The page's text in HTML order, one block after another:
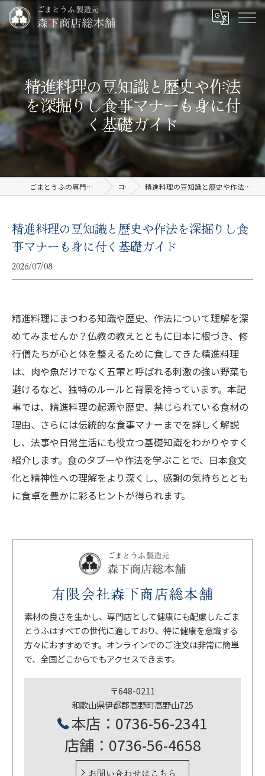
精進料理の豆知識と歴史や作法
を深掘りし食事マナーも身に付
く基礎ガイド
ごまとうふの専門店なら有限会社森下商店総本舗 コラム 精進料理の豆知識と歴史や作法を深掘りし食事マナーも身に付く基礎ガイド
精進料理の豆知識と歴史や作法を深掘りし食
事マナーも身に付く基礎ガイド
2026/07/08
精進料理にまつわる知識や歴史、作法について理解を深
めてみませんか？仏教の教えとともに日本に根づき、修
行僧たちが心と体を整えるために食してきた精進料理
は、肉や魚だけでなく五葷と呼ばれる刺激の強い野菜も
避けるなど、独特のルールと背景を持っています。本記
事では、精進料理の起源や歴史、禁じられている食材の
理由、さらには伝統的な食事マナーまでを詳しく解説
し、法事や日常生活にも役立つ基礎知識をわかりやすく
紹介します。食のタブーや作法を学ぶことで、日本食文
化と精神性への理解をより深くし、感謝の気持ちととも
に食卓を豊かに彩るヒントが得られます。
有限会社森下商店総本舗
素材の良さを生かし、専門店として健康にも配慮したごま
とうふはすべての世代に適しており、特に健康を意識する
方々におすすめです。オンラインでのご注文は非常に簡単
で、全国どこからでもアクセスできます。
〒648-0211
和歌山県伊都郡高野町高野山725
本店：0736-56-2341
店舗：0736-56-4658
お問い合わせはこちら